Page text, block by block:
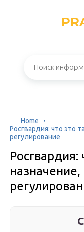
Home
Росгвардия: что это
регулирование
Росгвардия: